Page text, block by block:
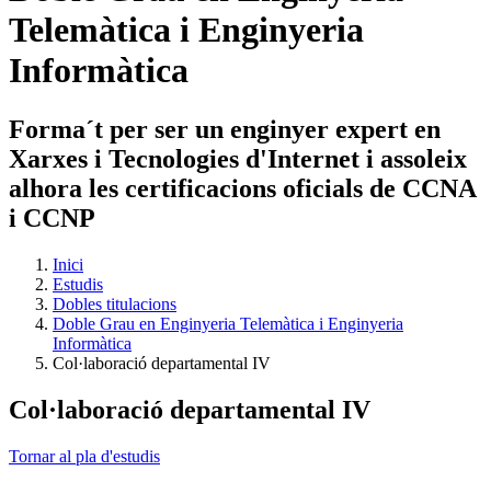
Telemàtica i Enginyeria
Informàtica
Forma´t per ser un enginyer expert en
Xarxes i Tecnologies d'Internet i assoleix
alhora les certificacions oficials de CCNA
i CCNP
Inici
Estudis
Dobles titulacions
Doble Grau en Enginyeria Telemàtica i Enginyeria
Informàtica
Col·laboració departamental IV
Col·laboració departamental IV
Tornar al pla d'estudis